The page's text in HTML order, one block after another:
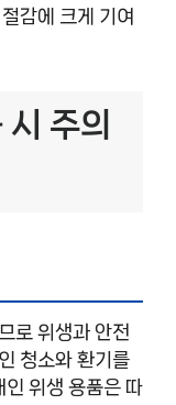
감에 크게 기여
주의
로 위생과 안전
청소와 환기를
인 위생 용품은 따